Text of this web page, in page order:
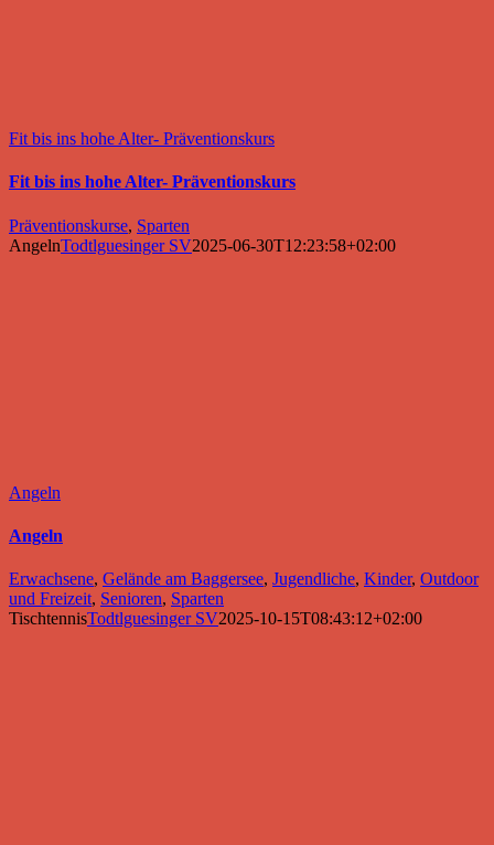
Fit bis ins hohe Alter- Präventionskurs
Fit bis ins hohe Alter- Präventionskurs
Präventionskurse, Sparten
AngelnTodtlguesinger SV2025-06-30T12:23:58+02:00
Angeln
Angeln
Erwachsene, Gelände am Baggersee, Jugendliche, Kinder, Outdoor
und Freizeit, Senioren, Sparten
TischtennisTodtlguesinger SV2025-10-15T08:43:12+02:00